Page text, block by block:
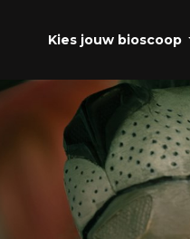
Kies jouw bioscoop